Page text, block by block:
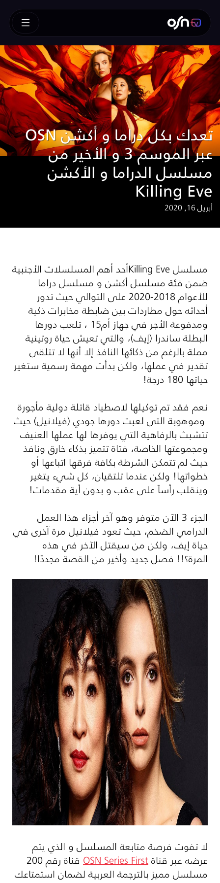
OSN تعدك بكل دراما و أكشن
عبر الموسم 3 و الأخير من
مسلسل الدراما و الأكشن
Killing Eve
أبريل 16, 2020
مسلسلKilling Eveأحد أهم المسلسلات الأجنبية
ضمن فئة مسلسل أكشن و مسلسل دراما
للأعوام 2018-2020 على التوالي حيث تدور
أحداثه حول مطاردات بين ضابطة مخابرات ذكية
ومدفوعة الأجر في جهاز أم15 ، تلعب دورها
البطلة ساندرا (إيف)، والتي تعيش حياة روتينية
مملة بالرغم من ذكائها النافذ إلا أنها لا تتلقى
تقدير في عملها، ولكن بدأت مهمة رسمية ستغير
حياتها 180 درجة!
نعم فقد تم توكيلها لاصطياد قاتلة دولية مأجورة
وموهوبة التى لعبت دورها جودي (فيلانيل) حيث
تتشبث بالرفاهية التي يوفرها لها عملها العنيف
ومجموعتها الخاصة، فتاة تتميز بذكاء خارق ونافذ
حيث لم تتمكن الشرطة بكافة فرقها اتباعها أو
خطواتها! ولكن عندما تلتقيان، كل شيء يتغير
وينقلب رأساً على عقب و بدون أية مقدمات!
الجزء 3 الآن متوفر وهو آخر أجزاء هذا العمل
الدرامي الضخم، حيث تعود فيلانيل مرة آخرى في
حياة إيف، ولكن من سيقتل الآخر في هذه
المرة؟!! فصل جديد وأخير من القصة مجددًا!
لا تفوت فرصة متابعة المسلسل و الذي يتم
عرضه عبر قناةOSN Series First قناة رقم 200
مسلسل مميز بالترجمة العربية لضمان استمتاعك